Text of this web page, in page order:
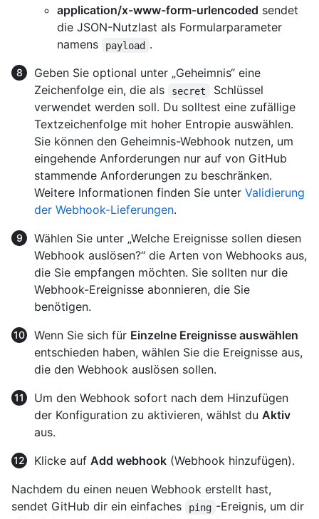
application/x-www-form-urlencoded sendet
die JSON-Nutzlast als Formularparameter
namens
payload .
Geben Sie optional unter „Geheimnis“ eine
Zeichenfolge ein, die als
secret
Schlüssel
verwendet werden soll. Du solltest eine zufällige
Textzeichenfolge mit hoher Entropie auswählen.
Sie können den Geheimnis-Webhook nutzen, um
eingehende Anforderungen nur auf von GitHub
stammende Anforderungen zu beschränken.
Weitere Informationen finden Sie unter Validierung
der Webhook-Lieferungen.
Wählen Sie unter „Welche Ereignisse sollen diesen
Webhook auslösen?“ die Arten von Webhooks aus,
die Sie empfangen möchten. Sie sollten nur die
Webhook-Ereignisse abonnieren, die Sie
benötigen.
Wenn Sie sich für Einzelne Ereignisse auswählen
entschieden haben, wählen Sie die Ereignisse aus,
die den Webhook auslösen sollen.
Um den Webhook sofort nach dem Hinzufügen
der Konfiguration zu aktivieren, wählst du Aktiv
aus.
Klicke auf Add webhook (Webhook hinzufügen).
Nachdem du einen neuen Webhook erstellt hast,
sendet GitHub dir ein einfaches
ping -Ereignis, um dir